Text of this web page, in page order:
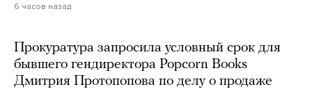
6 часов назад
Прокуратура запросила условный срок для
бывшего гендиректора Popcorn Books
Дмитрия Протопопова по делу о продаже